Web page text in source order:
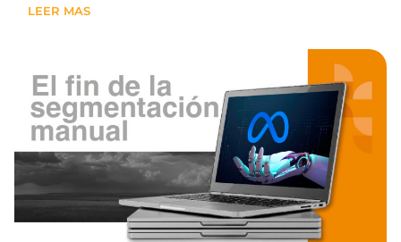
LEER MAS